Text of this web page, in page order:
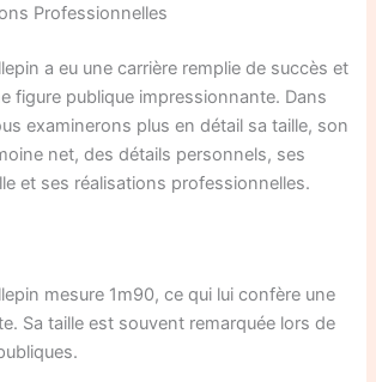
Professionnelles
a eu une carrière remplie de succès et
figure publique impressionnante. Dans
examinerons plus en détail sa taille, son
net, des détails personnels, ses
et ses réalisations professionnelles.
mesure 1m90, ce qui lui confère une
Sa taille est souvent remarquée lors de